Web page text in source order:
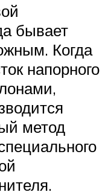
бывает
Когда
напорного
метод